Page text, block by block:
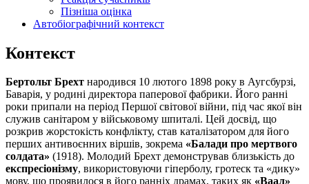
Пізніша оцінка
Автобіографічний контекст
Контекст
Бертольт Брехт народився 10 лютого 1898 року в Аугсбурзі,
Баварія, у родині директора паперової фабрики. Його ранні
роки припали на період Першої світової війни, під час якої він
служив санітаром у військовому шпиталі. Цей досвід, що
розкрив жорстокість конфлікту, став каталізатором для його
перших антивоєнних віршів, зокрема «Балади про мертвого
солдата» (1918). Молодий Брехт демонстрував близькість до
експресіонізму, використовуючи гіперболу, гротеск та «дику»
мову, що проявилося в його ранніх драмах, таких як «Ваал»